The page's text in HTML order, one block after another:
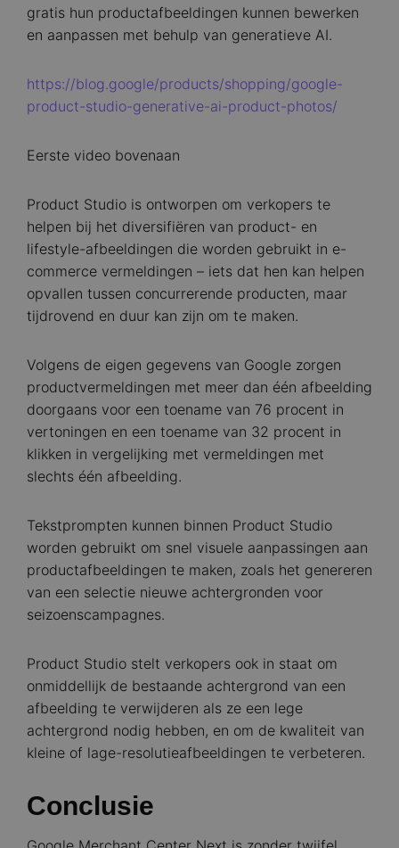
gratis hun productafbeeldingen kunnen bewerken
en aanpassen met behulp van generatieve AI.
https://blog.google/products/shopping/google-
product-studio-generative-ai-product-photos/
Eerste video bovenaan
Product Studio is ontworpen om verkopers te
helpen bij het diversifiëren van product- en
lifestyle-afbeeldingen die worden gebruikt in e-
commerce vermeldingen – iets dat hen kan helpen
opvallen tussen concurrerende producten, maar
tijdrovend en duur kan zijn om te maken.
Volgens de eigen gegevens van Google zorgen
productvermeldingen met meer dan één afbeelding
doorgaans voor een toename van 76 procent in
vertoningen en een toename van 32 procent in
klikken in vergelijking met vermeldingen met
slechts één afbeelding.
Tekstprompten kunnen binnen Product Studio
worden gebruikt om snel visuele aanpassingen aan
productafbeeldingen te maken, zoals het genereren
van een selectie nieuwe achtergronden voor
seizoenscampagnes.
Product Studio stelt verkopers ook in staat om
onmiddellijk de bestaande achtergrond van een
afbeelding te verwijderen als ze een lege
achtergrond nodig hebben, en om de kwaliteit van
kleine of lage-resolutieafbeeldingen te verbeteren.
Conclusie